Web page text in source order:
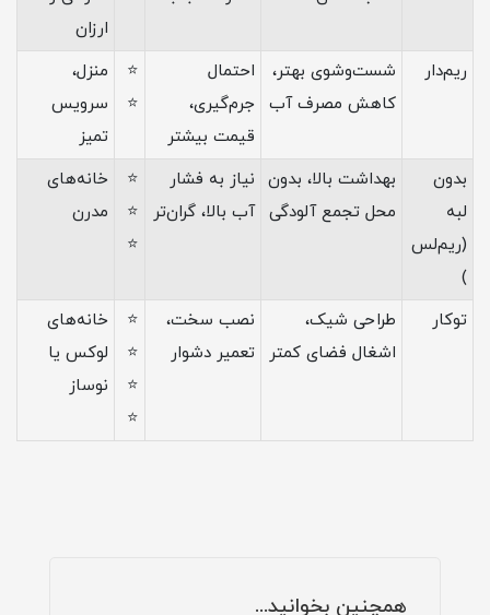
ارزان
ریم‌دار
شست‌وشوی بهتر،
کاهش مصرف آب
احتمال
جرم‌گیری،
قیمت بیشتر
⭐
⭐
منزل،
سرویس
تمیز
بدون
لبه
(ریم‌لس
)
بهداشت بالا، بدون
محل تجمع آلودگی
نیاز به فشار
آب بالا، گران‌تر
⭐
⭐
⭐
خانه‌های
مدرن
توکار
طراحی شیک،
اشغال فضای کمتر
نصب سخت،
تعمیر دشوار
⭐
⭐
⭐
⭐
خانه‌های
لوکس یا
نوساز
همچنین بخوانید...